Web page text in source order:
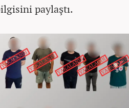
paylaştı.